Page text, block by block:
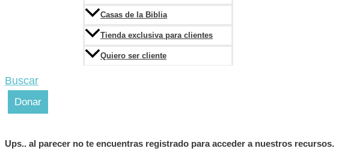
Casas de la Biblia
Tienda exclusiva para clientes
Quiero ser cliente
Buscar
Donar
Ups.. al parecer no te encuentras registrado para acceder a nuestros recursos.